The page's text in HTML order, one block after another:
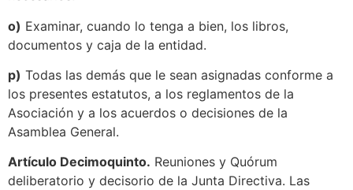
o) Examinar, cuando lo tenga a bien, los libros,
documentos y caja de la entidad.
p) Todas las demás que le sean asignadas conforme a
los presentes estatutos, a los reglamentos de la
Asociación y a los acuerdos o decisiones de la
Asamblea General.
Artículo Decimoquinto. Reuniones y Quórum
deliberatorio y decisorio de la Junta Directiva. Las